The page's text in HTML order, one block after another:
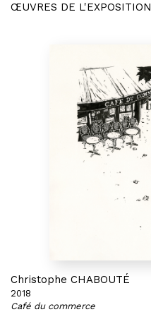
ŒUVRES DE
Christophe CHABOUTÉ
2018
Café du commerce